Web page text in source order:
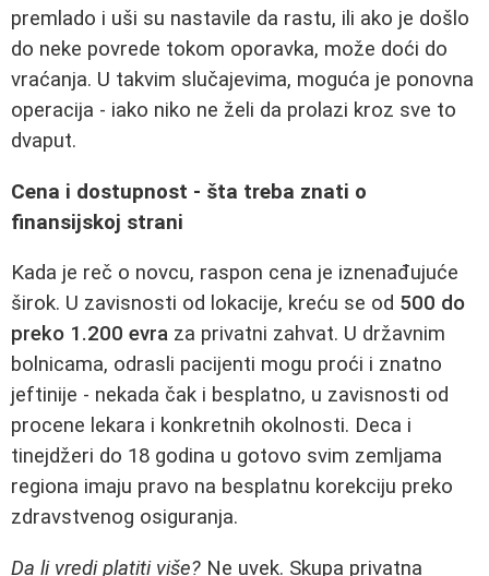
premlado i uši su nastavile da rastu, ili ako je došlo
do neke povrede tokom oporavka, može doći do
vraćanja. U takvim slučajevima, moguća je ponovna
operacija - iako niko ne želi da prolazi kroz sve to
dvaput.
Cena i dostupnost - šta treba znati o
finansijskoj strani
Kada je reč o novcu, raspon cena je iznenađujuće
širok. U zavisnosti od lokacije, kreću se od 500 do
preko 1.200 evra za privatni zahvat. U državnim
bolnicama, odrasli pacijenti mogu proći i znatno
jeftinije - nekada čak i besplatno, u zavisnosti od
procene lekara i konkretnih okolnosti. Deca i
tinejdžeri do 18 godina u gotovo svim zemljama
regiona imaju pravo na besplatnu korekciju preko
zdravstvenog osiguranja.
Da li vredi platiti više? Ne uvek. Skupa privatna